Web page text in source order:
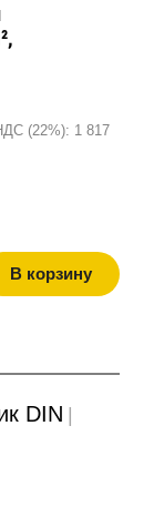
(22%): 1 817
В корзину
DIN